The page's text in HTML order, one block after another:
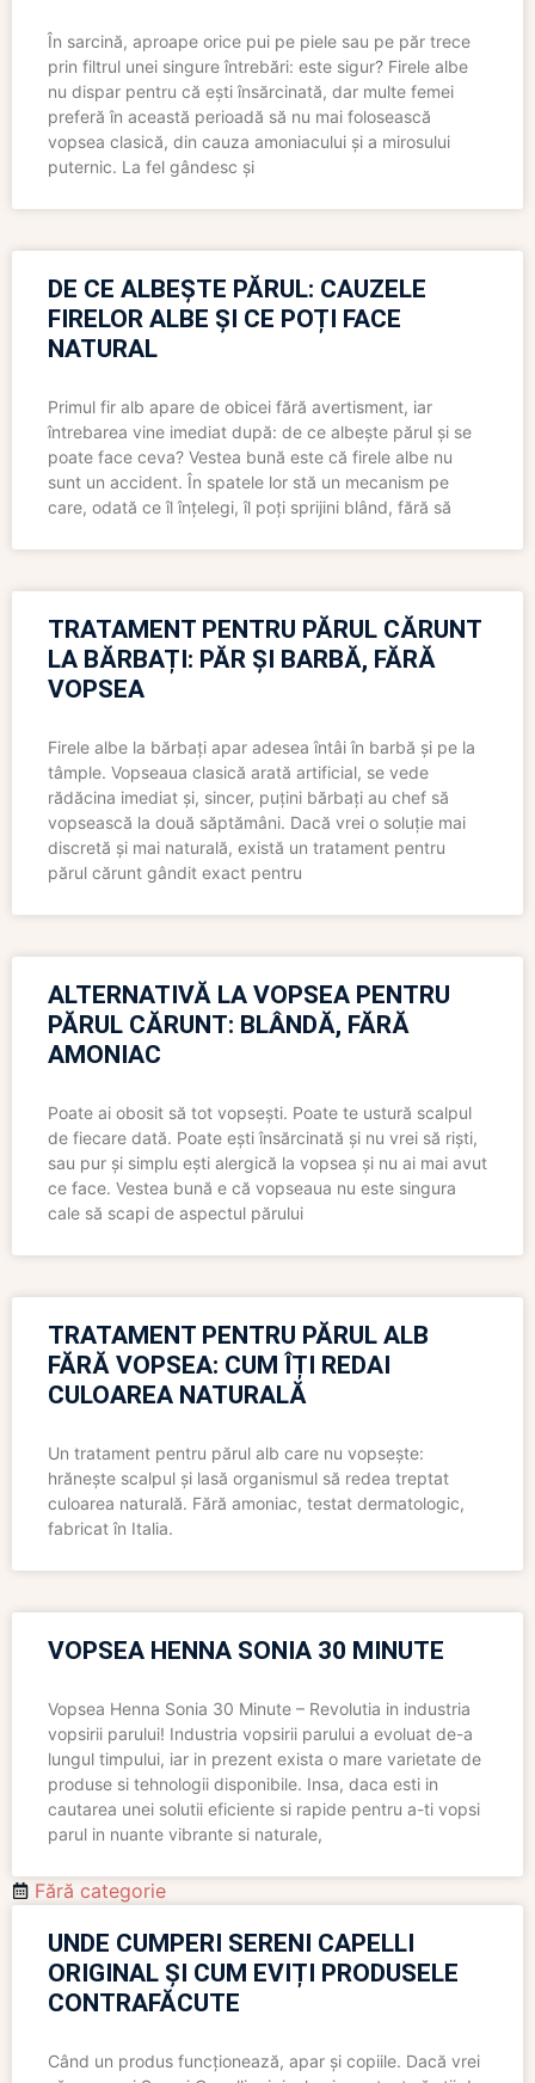
În sarcină, aproape orice pui pe piele sau pe păr trece
prin filtrul unei singure întrebări: este sigur? Firele albe
nu dispar pentru că ești însărcinată, dar multe femei
preferă în această perioadă să nu mai folosească
vopsea clasică, din cauza amoniacului și a mirosului
puternic. La fel gândesc și
DE CE ALBEȘTE PĂRUL: CAUZELE
FIRELOR ALBE ȘI CE POȚI FACE
NATURAL
Primul fir alb apare de obicei fără avertisment, iar
întrebarea vine imediat după: de ce albește părul și se
poate face ceva? Vestea bună este că firele albe nu
sunt un accident. În spatele lor stă un mecanism pe
care, odată ce îl înțelegi, îl poți sprijini blând, fără să
TRATAMENT PENTRU PĂRUL CĂRUNT
LA BĂRBAȚI: PĂR ȘI BARBĂ, FĂRĂ
VOPSEA
Firele albe la bărbați apar adesea întâi în barbă și pe la
tâmple. Vopseaua clasică arată artificial, se vede
rădăcina imediat și, sincer, puțini bărbați au chef să
vopsească la două săptămâni. Dacă vrei o soluție mai
discretă și mai naturală, există un tratament pentru
părul cărunt gândit exact pentru
ALTERNATIVĂ LA VOPSEA PENTRU
PĂRUL CĂRUNT: BLÂNDĂ, FĂRĂ
AMONIAC
Poate ai obosit să tot vopsești. Poate te ustură scalpul
de fiecare dată. Poate ești însărcinată și nu vrei să riști,
sau pur și simplu ești alergică la vopsea și nu ai mai avut
ce face. Vestea bună e că vopseaua nu este singura
cale să scapi de aspectul părului
TRATAMENT PENTRU PĂRUL ALB
FĂRĂ VOPSEA: CUM ÎȚI REDAI
CULOAREA NATURALĂ
Un tratament pentru părul alb care nu vopsește:
hrănește scalpul și lasă organismul să redea treptat
culoarea naturală. Fără amoniac, testat dermatologic,
fabricat în Italia.
VOPSEA HENNA SONIA 30 MINUTE
Vopsea Henna Sonia 30 Minute – Revolutia in industria
vopsirii parului! Industria vopsirii parului a evoluat de-a
lungul timpului, iar in prezent exista o mare varietate de
produse si tehnologii disponibile. Insa, daca esti in
cautarea unei solutii eficiente si rapide pentru a-ti vopsi
parul in nuante vibrante si naturale,
Fără categorie
UNDE CUMPERI SERENI CAPELLI
ORIGINAL ȘI CUM EVIȚI PRODUSELE
CONTRAFĂCUTE
Când un produs funcționează, apar și copiile. Dacă vrei